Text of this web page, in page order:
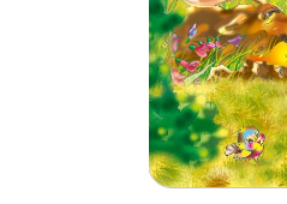
Подарункові сертифікати (1)